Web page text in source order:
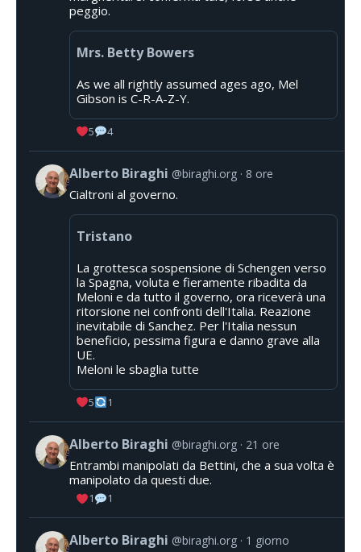
peggio.
Mrs. Betty Bowers
As we all rightly assumed ages ago, Mel
Gibson is C-R-A-Z-Y.
5 4
Alberto Biraghi @biraghi.org 8 ore
Cialtroni al governo.
Tristano
La grottesca sospensione di Schengen verso
la Spagna, voluta e fieramente ribadita da
Meloni e da tutto il governo, ora riceverà una
ritorsione nei confronti dell'Italia. Reazione
inevitabile di Sanchez. Per l'Italia nessun
beneficio, pessima figura e danno grave alla
UE.
Meloni le sbaglia tutte
5 1
Alberto Biraghi @biraghi.org 21 ore
Entrambi manipolati da Bettini, che a sua volta è
manipolato da questi due.
1 1
Alberto Biraghi @biraghi.org 1 giorno